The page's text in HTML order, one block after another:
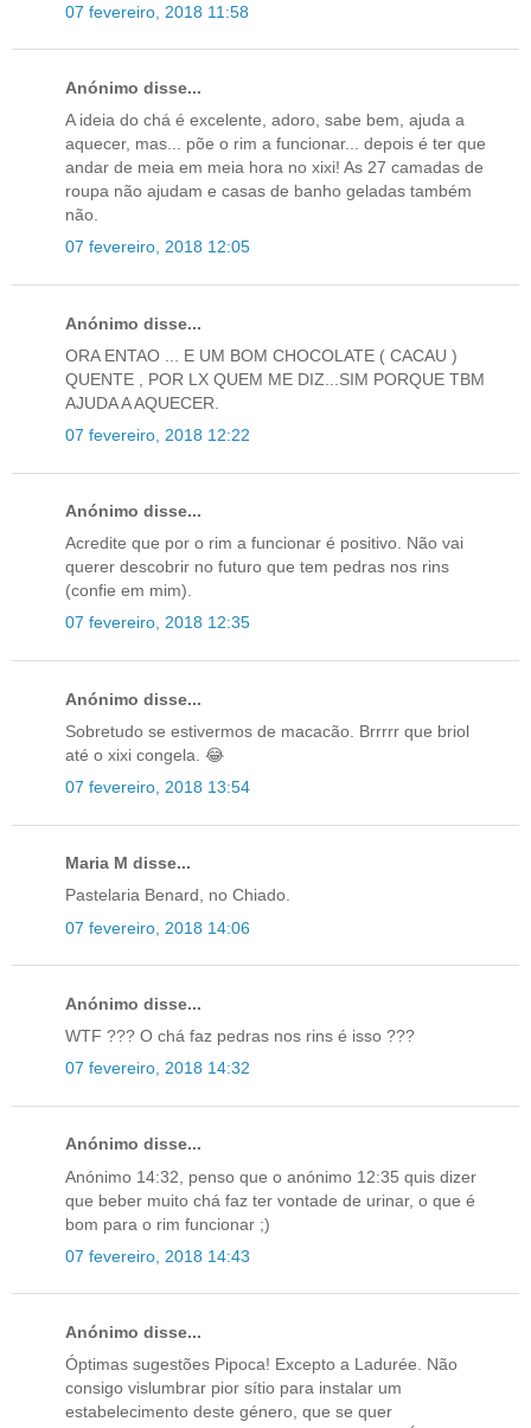
07 fevereiro, 2018 11:58
Anónimo disse...
A ideia do chá é excelente, adoro, sabe bem, ajuda a
aquecer, mas... põe o rim a funcionar... depois é ter que
andar de meia em meia hora no xixi! As 27 camadas de
roupa não ajudam e casas de banho geladas também
não.
07 fevereiro, 2018 12:05
Anónimo disse...
ORA ENTAO ... E UM BOM CHOCOLATE ( CACAU )
QUENTE , POR LX QUEM ME DIZ...SIM PORQUE TBM
AJUDA A AQUECER.
07 fevereiro, 2018 12:22
Anónimo disse...
Acredite que por o rim a funcionar é positivo. Não vai
querer descobrir no futuro que tem pedras nos rins
(confie em mim).
07 fevereiro, 2018 12:35
Anónimo disse...
Sobretudo se estivermos de macacão. Brrrrr que briol
até o xixi congela. 😂
07 fevereiro, 2018 13:54
Maria M disse...
Pastelaria Benard, no Chiado.
07 fevereiro, 2018 14:06
Anónimo disse...
WTF ??? O chá faz pedras nos rins é isso ???
07 fevereiro, 2018 14:32
Anónimo disse...
Anónimo 14:32, penso que o anónimo 12:35 quis dizer
que beber muito chá faz ter vontade de urinar, o que é
bom para o rim funcionar ;)
07 fevereiro, 2018 14:43
Anónimo disse...
Óptimas sugestões Pipoca! Excepto a Ladurée. Não
consigo vislumbrar pior sítio para instalar um
estabelecimento deste género, que se quer